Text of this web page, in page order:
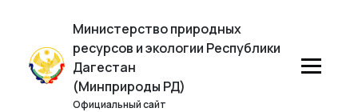
Министерство природных
ресурсов и экологии Республики
Дагестан
(Минприроды РД)
Официальный сайт